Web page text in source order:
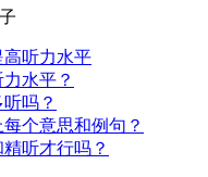
听力水平
水平？
吗？
个意思和例句？
听才行吗？